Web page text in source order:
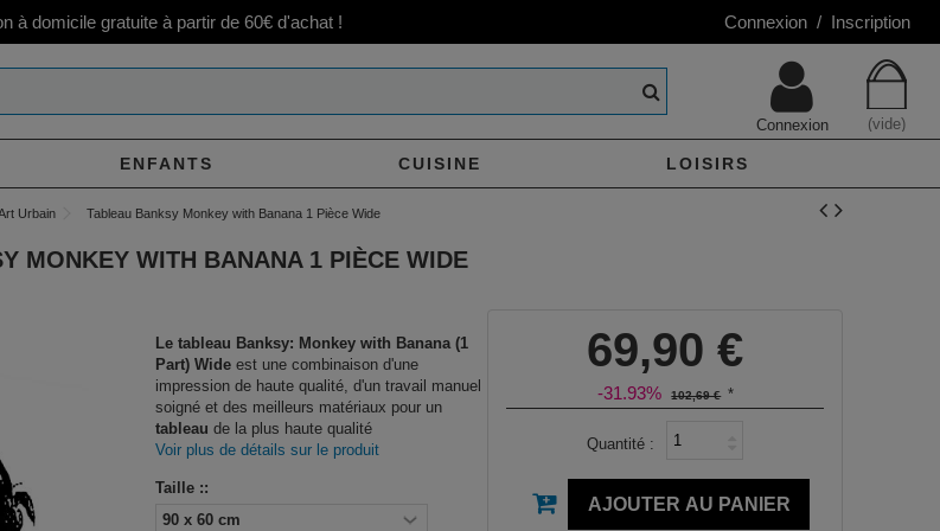
à domicile gratuite à partir de 60€ d'achat ! Connexion / Inscription
(vide)
Connexion
ENFANTS CUISINE LOISIRS
Urbain Tableau Banksy Monkey with Banana 1 Pièce Wide
MONKEY WITH BANANA 1 PIÈCE WIDE
Le tableau Banksy: Monkey with Banana (1
Part) Wide est une combinaison d'une
impression de haute qualité, d'un travail manuel
soigné et des meilleurs matériaux pour un
tableau de la plus haute qualité
Voir plus de détails sur le produit
Taille ::
69,90 €
-31.93% 102,69 € *
Quantité :
AJOUTER AU PANIER